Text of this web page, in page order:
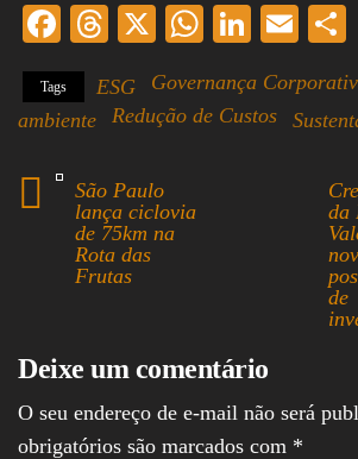
Fa
ce
bo
ok
T
ea
X
W
ts
Li
ed
E
ail
Tags ESG Governança
ambiente
Redução de Custos
São Paulo
lança ciclovia
de 75km na
Rota das
Frutas
da
de
Deixe um comentário
O seu endereço de e-mail não será
obrigatórios são marcados com *